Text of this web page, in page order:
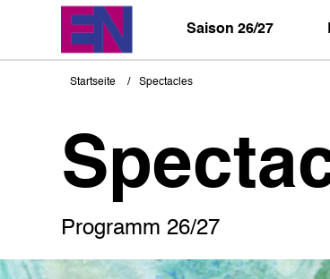
Saison 26/27
Pfadnavigation
Startseite Spectacles
Programm 26/27